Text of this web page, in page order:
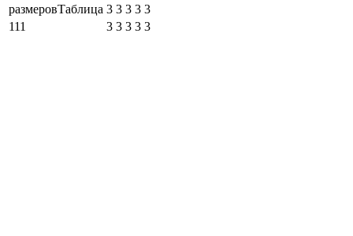
размеровТаблица 3 3 3 3 3
111
3 3 3 3 3